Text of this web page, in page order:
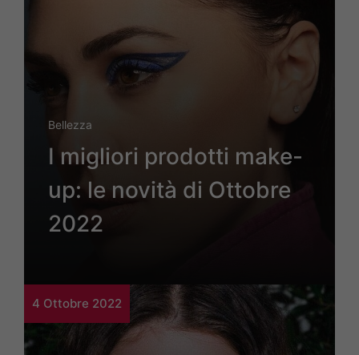
Bellezza
I migliori prodotti make-
up: le novità di Ottobre
2022
4 Ottobre 2022